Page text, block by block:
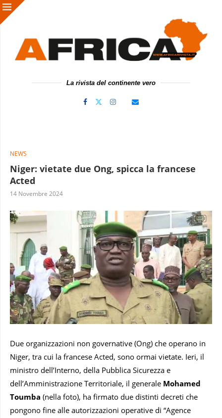
La rivista del continente vero
NEWS
Niger: vietate due Ong, spicca la francese
Acted
14 Novembre 2024
Due organizzazioni non governative (Ong) che operano in
Niger, tra cui la francese Acted, sono ormai vietate. Ieri, il
ministro dell’Interno, della Pubblica Sicurezza e
dell’Amministrazione Territoriale, il generale Mohamed
Toumba (nella foto), ha firmato due distinti decreti che
pongono fine alle autorizzazioni operative di “Agence